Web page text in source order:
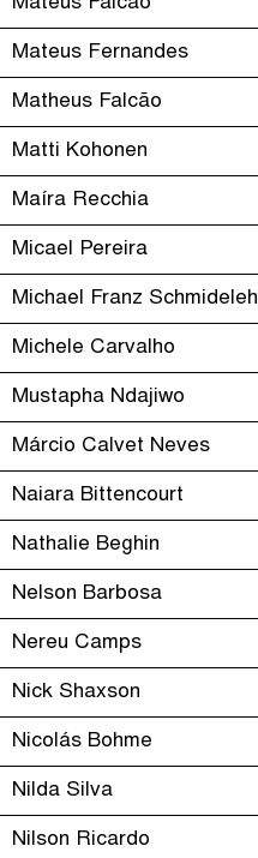
Mateus Fernandes
Matheus Falcão
Matti Kohonen
Maíra Recchia
Micael Pereira
Michael Franz
Michele Carvalho
Mustapha Ndajiwo
Márcio Calvet Neves
Naiara Bittencourt
Nathalie Beghin
Nelson Barbosa
Nereu Camps
Nick Shaxson
Nicolás Bohme
Nilda Silva
Nilson Ricardo